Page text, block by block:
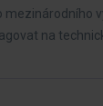
mezinárodního
na